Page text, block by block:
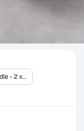
Bundle - 2 x 10 pcs*